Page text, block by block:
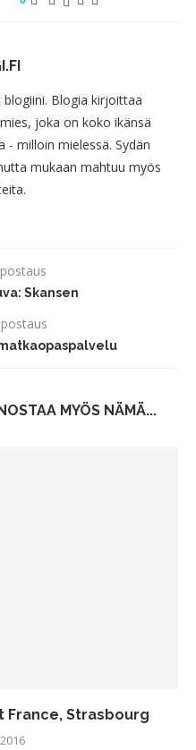
blogiini. Blogia kirjoittaa
joka on koko ikänsä
milloin mielessä. Sydän
mukaan mahtuu myös
Skansen
MYÖS NÄMÄ...
France, Strasbourg